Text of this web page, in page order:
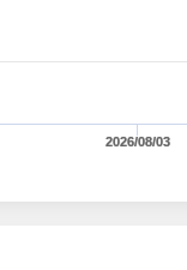
2026/08/03